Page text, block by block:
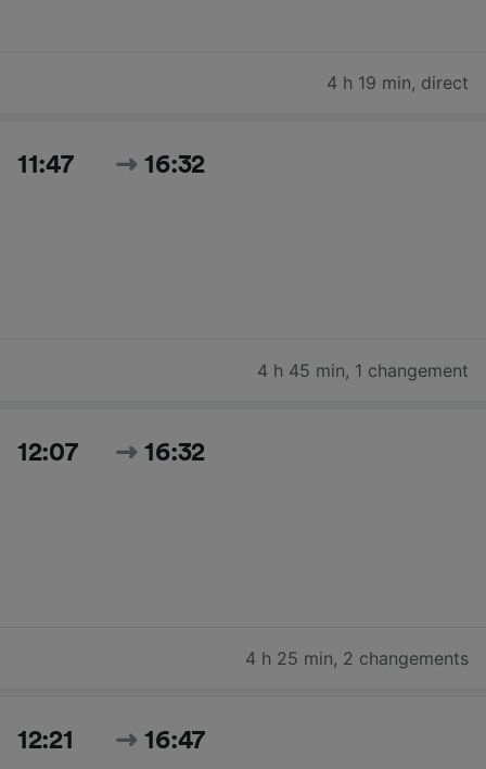
4 h 19 min, direct
11:47 16:32
4 h 45 min, 1 changement
12:07 16:32
4 h 25 min, 2 changements
12:21 16:47